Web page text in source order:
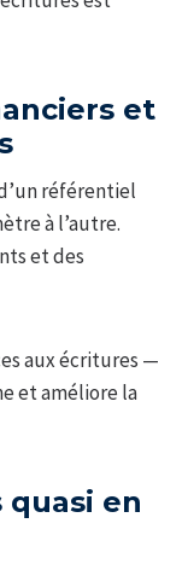
et
référentiel
à l’autre.
et des
aux écritures —
et améliore la
quasi en